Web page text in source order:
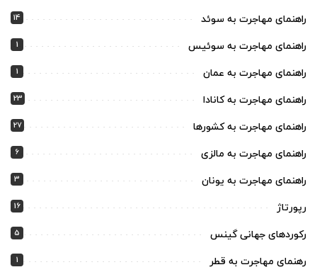
راهنمای مهاجرت به سوئد 14
راهنمای مهاجرت به سوئیس 1
راهنمای مهاجرت به عمان 1
راهنمای مهاجرت به کانادا 23
راهنمای مهاجرت به کشورها 27
راهنمای مهاجرت به مالزی 6
راهنمای مهاجرت به یونان 3
رپورتاژ 16
رکوردهای جهانی گینس 5
رهنمای مهاجرت به قطر 1